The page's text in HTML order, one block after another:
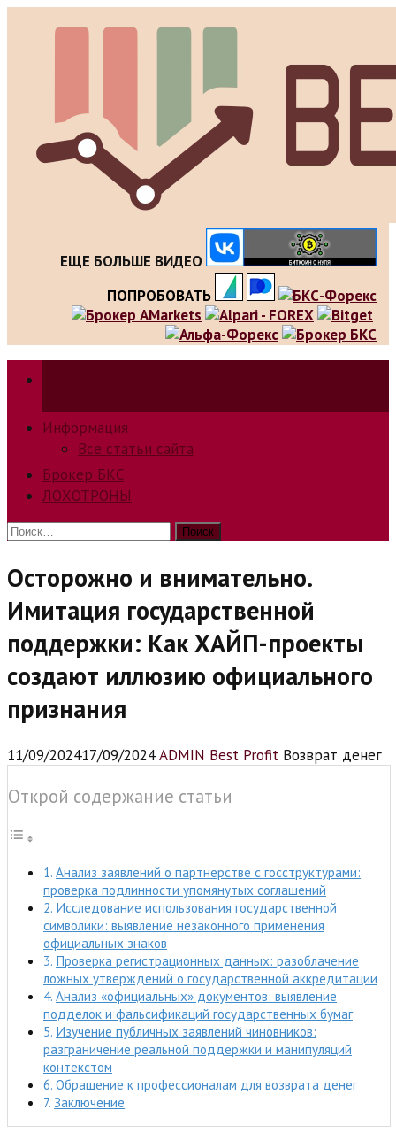
ЕЩЕ БОЛЬШЕ ВИДЕО
ПОПРОБОВАТЬ
Информация
Все статьи сайта
Брокер БКС
ЛОХОТРОНЫ
Найти:
Осторожно и внимательно.
Имитация государственной
поддержки: Как ХАЙП-проекты
создают иллюзию официального
признания
11/09/202417/09/2024ADMIN Best Profit Возврат денег
Открой содержание статьи
Анализ заявлений о партнерстве с госструктурами:
проверка подлинности упомянутых соглашений
Исследование использования государственной
символики: выявление незаконного применения
официальных знаков
Проверка регистрационных данных: разоблачение
ложных утверждений о государственной аккредитации
Анализ «официальных» документов: выявление
подделок и фальсификаций государственных бумаг
Изучение публичных заявлений чиновников:
разграничение реальной поддержки и манипуляций
контекстом
Обращение к профессионалам для возврата денег
Заключение